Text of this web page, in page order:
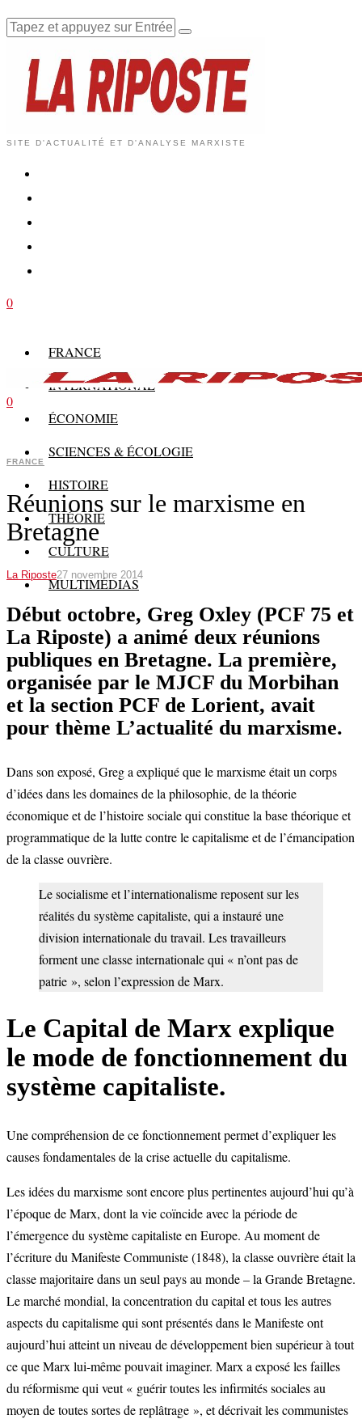
SITE D'ACTUALITÉ ET D'ANALYSE MARXISTE
0
FRANCE
INTERNATIONAL
ÉCONOMIE
SCIENCES & ÉCOLOGIE
HISTOIRE
THÉORIE
CULTURE
MULTIMÉDIAS
0
FRANCE
Réunions sur le marxisme en
Bretagne
La Riposte27 novembre 2014
Début octobre, Greg Oxley (PCF 75 et
La Riposte) a animé deux réunions
publiques en Bretagne. La première,
organisée par le MJCF du Morbihan
et la section PCF de Lorient, avait
pour thème L’actualité du marxisme.
Dans son exposé, Greg a expliqué que le marxisme était un corps
d’idées dans les domaines de la philosophie, de la théorie
économique et de l’histoire sociale qui constitue la base théorique et
programmatique de la lutte contre le capitalisme et de l’émancipation
de la classe ouvrière.
Le socialisme et l’internationalisme reposent sur les
réalités du système capitaliste, qui a instauré une
division internationale du travail. Les travailleurs
forment une classe internationale qui « n’ont pas de
patrie », selon l’expression de Marx.
Le Capital de Marx explique
le mode de fonctionnement du
système capitaliste.
Une compréhension de ce fonctionnement permet d’expliquer les
causes fondamentales de la crise actuelle du capitalisme.
Les idées du marxisme sont encore plus pertinentes aujourd’hui qu’à
l’époque de Marx, dont la vie coïncide avec la période de
l’émergence du système capitaliste en Europe. Au moment de
l’écriture du Manifeste Communiste (1848), la classe ouvrière était la
classe majoritaire dans un seul pays au monde – la Grande Bretagne.
Le marché mondial, la concentration du capital et tous les autres
aspects du capitalisme qui sont présentés dans le Manifeste ont
aujourd’hui atteint un niveau de développement bien supérieur à tout
ce que Marx lui-même pouvait imaginer. Marx a exposé les failles
du réformisme qui veut « guérir toutes les infirmités sociales au
moyen de toutes sortes de replâtrage », et décrivait les communistes